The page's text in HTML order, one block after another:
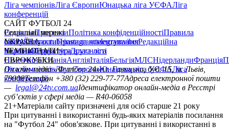
Ліга чемпіонівЛіга ЄвропиЮнацька ліга УЄФАЛіга
конференцій
САЙТ ФУТБОЛ 24
РедакціяПрогнозиПолітика конфіденційностіПравила
сайтуКонтактиПравила коментуванняРедакційна
політикаСтруктура власності
Соціальні мережі
facebookxyoutubeinstagramtelegramviber
УКРАЇНА
УкраїнаПерша лігаДруга ліга
ЧЕМПІОНАТИ
НімеччинаІспаніяАнгліяІталіяБельгіяМЛСНідерландиФранція
ЄВРОКУБКИ
Ліга чемпіонівЛіга ЄвропиЮнацька ліга УЄФАЛіга
конференцій
Онлайн-медіа «Футбол 24»пл. Галицька, буд. 15, м. Львів,
79008Телефон +380 (32) 229-77-77Адреса електронної пошти
— legal@24tv.com.uaІдентифікатор онлайн-медіа в Реєстрі
суб’єктів у сфері медіа — R40-06058
21+Матеріали сайту призначені для осіб старше 21 року
При цитуванні і використанні будь-яких матеріалів посилання
на "Футбол 24" обов'язкове. При цитуванні і використанні в